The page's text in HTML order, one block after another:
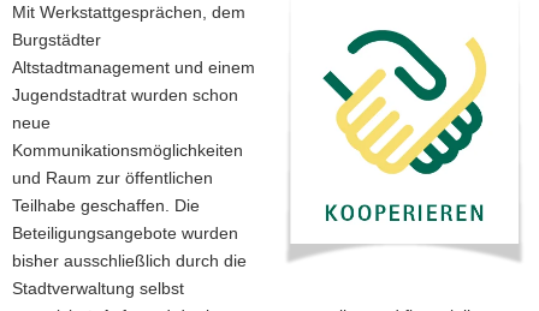
r
e
i
f
e
n
d
e
N
a
v
a
t
i
o
n
i
c
h
Mit Werkstattgesprächen, dem
Burgstädter
Altstadtmanagement und einem
Jugendstadtrat wurden schon
neue
Kommunikationsmöglichkeiten
und Raum zur öffentlichen
Teilhabe geschaffen. Die
Beteiligungsangebote wurden
bisher ausschließlich durch die
Stadtverwaltung selbst